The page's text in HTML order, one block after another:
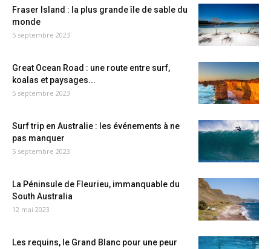
Fraser Island : la plus grande île de sable du
monde
5 septembre 2023
Great Ocean Road : une route entre surf,
koalas et paysages...
5 septembre 2023
Surf trip en Australie : les événements à ne
pas manquer
5 septembre 2023
La Péninsule de Fleurieu, immanquable du
South Australia
12 mai 2023
Les requins, le Grand Blanc pour une peur